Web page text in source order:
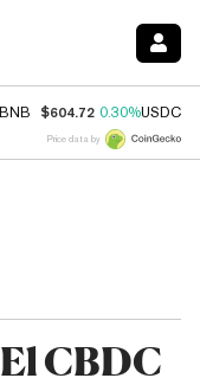
BNB $604.72 0.30%USDC
Price data by
CBDC